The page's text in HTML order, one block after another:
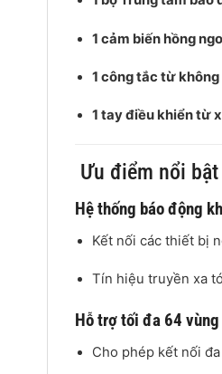
1 cảm biến hồng
1 công tắc từ
1 tay điều khiển từ
Ưu điểm nổi
Hệ thống báo động
Kết nối các thiết bị
Tín hiệu truyền xa
Hỗ trợ tối đa 64 vùng
Cho phép kết nối